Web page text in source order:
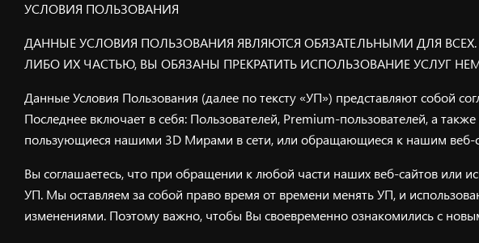
УСЛОВИЯ ПОЛЬЗОВАНИЯ
ДАННЫЕ УСЛОВИЯ ПОЛЬЗОВАНИЯ ЯВЛЯЮТСЯ ОБЯЗАТЕЛЬНЫМИ ДЛЯ
ЛИБО ИХ ЧАСТЬЮ, ВЫ ОБЯЗАНЫ ПРЕКРАТИТЬ ИСПОЛЬЗОВАНИЕ УСЛУГ
Данные Условия Пользования (далее по тексту «УП») представляют собой
Последнее включает в себя: Пользователей, Premium-пользователей, а
пользующиеся нашими 3D Мирами в сети, или обращающиеся к нашим веб-
Вы соглашаетесь, что при обращении к любой части наших веб-сайтов или
УП. Мы оставляем за собой право время от времени менять УП, и
изменениями. Поэтому важно, чтобы Вы своевременно ознакомились с